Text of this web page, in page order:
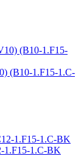
(B10-1.F15-1.C-
1.F15-1.C-BK